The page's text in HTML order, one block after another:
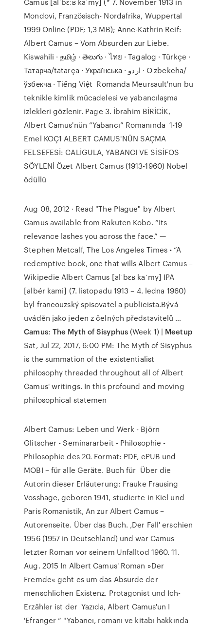
Mondovi, Französisch- Nordafrika, Wuppertal
1999 Online (PDF; 1,3 MB); Anne-Kathrin Reif:
Albert Camus – Vom Absurden zur Liebe.
Kiswahili · தமிழ் · తెలుగు · ไทย · Tagalog · Türkçe ·
Татарча/tatarça · Українська · اردو · Oʻzbekcha/
ўзбекча · Tiếng Việt Romanda Meursault'nun bu
teknikle kimlik mücadelesi ve yabancılaşma
izlekleri gözlenir. Page 3. İbrahim BİRİCİK,
Albert Camus'nün “Yabancı” Romanında 1-19
Emel KOÇ1 ALBERT CAMUS'NÜN SAÇMA
FELSEFESİ: CALİGULA, YABANCI VE SİSİFOS
SÖYLENİ Özet Albert Camus (1913-1960) Nobel
ödüllü
Aug 08, 2012 · Read "The Plague" by Albert
Camus available from Rakuten Kobo. “Its
relevance lashes you across the face.” —
Stephen Metcalf, The Los Angeles Times • “A
redemptive book, one that wills Albert Camus –
Wikipedie Albert Camus [alˈbɛʁ kaˈmy] IPA
[albér kami] (7. listopadu 1913 – 4. ledna 1960)
byl francouzský spisovatel a publicista.Bývá
uváděn jako jeden z čelných představitelů …
Camus: The Myth of Sisyphus(Week 1) | Meetup
Sat, Jul 22, 2017, 6:00 PM: The Myth of Sisyphus
is the summation of the existentialist
philosophy threaded throughout all of Albert
Camus' writings. In this profound and moving
philosophical statemen
Albert Camus: Leben und Werk - Björn
Glitscher - Seminararbeit - Philosophie -
Philosophie des 20. Format: PDF, ePUB und
MOBI – für alle Geräte. Buch für Über die
Autorin dieser Erläuterung: Frauke Frausing
Vosshage, geboren 1941, studierte in Kiel und
Paris Romanistik, An zur Albert Camus –
Autorenseite. Über das Buch. ‚Der Fall' erschien
1956 (1957 in Deutschland) und war Camus
letzter Roman vor seinem Unfalltod 1960. 11.
Aug. 2015 In Albert Camus' Roman »Der
Fremde« geht es um das Absurde der
menschlichen Existenz. Protagonist und Ich-
Erzähler ist der Yazıda, Albert Camus'un I
'Efranger “ "Yabancı, romanı ve kitabı hakkında